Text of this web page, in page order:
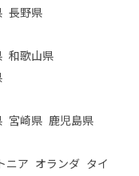
長野県
和歌山県
宮崎県 鹿児島県
ニア オランダ タイ